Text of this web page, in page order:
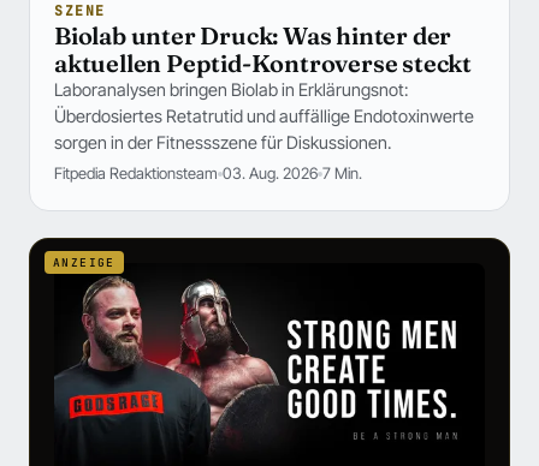
SZENE
Biolab unter Druck: Was hinter der
aktuellen Peptid-Kontroverse steckt
Laboranalysen bringen Biolab in Erklärungsnot:
Überdosiertes Retatrutid und auffällige Endotoxinwerte
sorgen in der Fitnessszene für Diskussionen.
Fitpedia Redaktionsteam 03. Aug. 2026 7 Min.
ANZEIGE